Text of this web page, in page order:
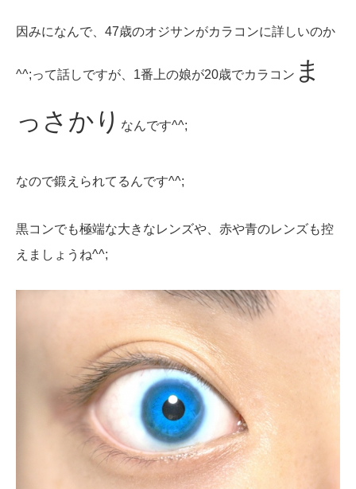
因みになんで、47歳のオジサンがカラコンに詳しいのか
^^;って話しですが、1番上の娘が20歳でカラコン ま
っさかり なんです^^;
なので鍛えられてるんです^^;
黒コンでも極端な大きなレンズや、赤や青のレンズも控
えましょうね^^;